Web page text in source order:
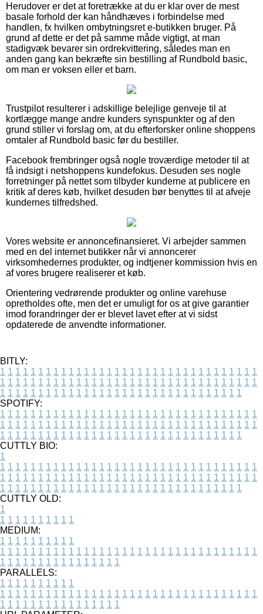
Herudover er det at foretrække at du er klar over de mest
basale forhold der kan håndhæves i forbindelse med
handlen, fx hvilken ombytningsret e-butikken bruger. På
grund af dette er det på samme måde vigtigt, at man
stadigvæk bevarer sin ordrekvittering, således man en
anden gang kan bekræfte sin bestilling af Rundbold basic,
om man er voksen eller et barn.
Trustpilot resulterer i adskillige belejlige genveje til at
kortlægge mange andre kunders synspunkter og af den
grund stiller vi forslag om, at du efterforsker online shoppens
omtaler af Rundbold basic før du bestiller.
Facebook frembringer også nogle troværdige metoder til at
få indsigt i netshoppens kundefokus. Desuden ses nogle
forretninger på nettet som tilbyder kunderne at publicere en
kritik af deres køb, hvilket desuden bør benyttes til at afveje
kundernes tilfredshed.
Vores website er annoncefinansieret. Vi arbejder sammen
med en del internet butikker når vi annoncerer
virksomhedernes produkter, og indtjener kommission hvis en
af vores brugere realiserer et køb.
Orientering vedrørende produkter og online varehuse
opretholdes ofte, men det er umuligt for os at give garantier
imod forandringer der er blevet lavet efter at vi sidst
opdaterede de anvendte informationer.
BITLY:
1 1 1 1 1 1 1 1 1 1 1 1 1 1 1 1 1 1 1 1 1 1 1 1 1 1 1 1 1 1 1 1 1 1
1 1 1 1 1 1 1 1 1 1 1 1 1 1 1 1 1 1 1 1 1 1 1 1 1 1 1 1 1 1 1 1 1 1
1 1 1 1 1 1 1 1 1 1 1 1 1 1 1 1 1 1 1 1 1 1 1 1 1 1 1 1 1 1 1 1
SPOTIFY:
1 1 1 1 1 1 1 1 1 1 1 1 1 1 1 1 1 1 1 1 1 1 1 1 1 1 1 1 1 1 1 1 1 1
1 1 1 1 1 1 1 1 1 1 1 1 1 1 1 1 1 1 1 1 1 1 1 1 1 1 1 1 1 1 1 1 1 1
1 1 1 1 1 1 1 1 1 1 1 1 1 1 1 1 1 1 1 1 1 1 1 1 1 1 1 1 1 1 1 1
CUTTLY BIO:
1
1 1 1 1 1 1 1 1 1 1 1 1 1 1 1 1 1 1 1 1 1 1 1 1 1 1 1 1 1 1 1 1 1 1
1 1 1 1 1 1 1 1 1 1 1 1 1 1 1 1 1 1 1 1 1 1 1 1 1 1 1 1 1 1 1 1 1 1
1 1 1 1 1 1 1 1 1 1 1 1 1 1 1 1 1 1 1 1 1 1 1 1 1 1 1 1 1 1 1 1
CUTTLY OLD:
1
1 1 1 1 1 1 1 1 1 1
MEDIUM:
1 1 1 1 1 1 1 1 1 1
1 1 1 1 1 1 1 1 1 1 1 1 1 1 1 1 1 1 1 1 1 1 1 1 1 1 1 1 1 1 1 1 1 1
1 1 1 1 1 1 1 1 1 1 1 1 1 1 1 1
PARALLELS:
1 1 1 1 1 1 1 1 1 1
1 1 1 1 1 1 1 1 1 1 1 1 1 1 1 1 1 1 1 1 1 1 1 1 1 1 1 1 1 1 1 1 1 1
1 1 1 1 1 1 1 1 1 1 1 1 1 1 1 1